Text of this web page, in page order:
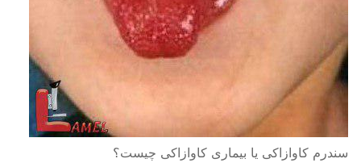
سندرم کاوازاکی یا بیماری کاوازاکی چیست؟